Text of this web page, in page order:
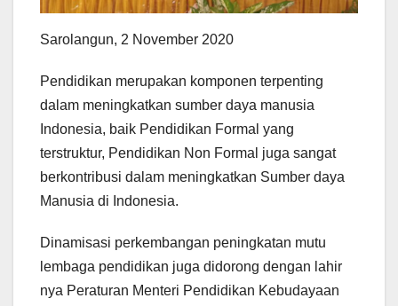
Sarolangun, 2 November 2020
Pendidikan merupakan komponen terpenting
dalam meningkatkan sumber daya manusia
Indonesia, baik Pendidikan Formal yang
terstruktur, Pendidikan Non Formal juga sangat
berkontribusi dalam meningkatkan Sumber daya
Manusia di Indonesia.
Dinamisasi perkembangan peningkatan mutu
lembaga pendidikan juga didorong dengan lahir
nya Peraturan Menteri Pendidikan Kebudayaan